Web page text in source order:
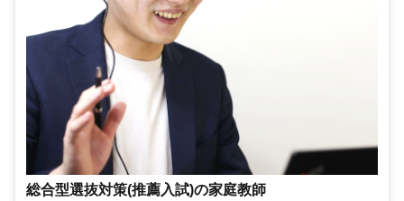
総合型選抜対策(推薦入試)の家庭教師